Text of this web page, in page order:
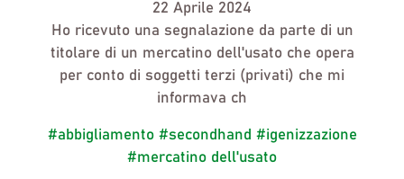
22 Aprile 2024
Ho ricevuto una segnalazione da parte di un
titolare di un mercatino dell'usato che opera
per conto di soggetti terzi (privati) che mi
informava ch
#abbigliamento #secondhand #igenizzazione
#mercatino dell'usato